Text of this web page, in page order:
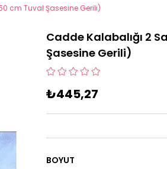
cm Tuval Şasesine Gerili)
Cadde Kalabalığı 2
Şasesine Gerili)
₺445,27
BOYUT